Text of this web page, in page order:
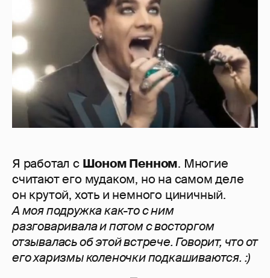
Я работал с Шоном Пенном. Многие
считают его мудаком, но на самом деле
он крутой, хоть и немного циничный.
А моя подружка как-то с ним
разговаривала и потом с восторгом
отзывалась об этой встрече. Говорит, что от
его харизмы коленочки подкашиваются. :)